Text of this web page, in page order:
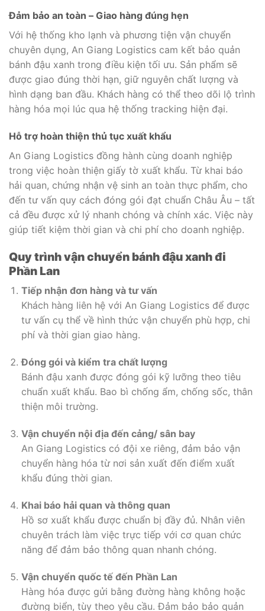
Đảm bảo an toàn – Giao hàng đúng hẹn
Với hệ thống kho lạnh và phương tiện vận chuyển
chuyên dụng, An Giang Logistics cam kết bảo quản
bánh đậu xanh trong điều kiện tối ưu. Sản phẩm sẽ
được giao đúng thời hạn, giữ nguyên chất lượng và
hình dạng ban đầu. Khách hàng có thể theo dõi lộ trình
hàng hóa mọi lúc qua hệ thống tracking hiện đại.
Hỗ trợ hoàn thiện thủ tục xuất khẩu
An Giang Logistics đồng hành cùng doanh nghiệp
trong việc hoàn thiện giấy tờ xuất khẩu. Từ khai báo
hải quan, chứng nhận vệ sinh an toàn thực phẩm, cho
đến tư vấn quy cách đóng gói đạt chuẩn Châu Âu – tất
cả đều được xử lý nhanh chóng và chính xác. Việc này
giúp tiết kiệm thời gian và chi phí cho doanh nghiệp.
Quy trình vận chuyển bánh đậu xanh đi
Phần Lan
Tiếp nhận đơn hàng và tư vấn
Khách hàng liên hệ với An Giang Logistics để được
tư vấn cụ thể về hình thức vận chuyển phù hợp, chi
phí và thời gian giao hàng.
Đóng gói và kiểm tra chất lượng
Bánh đậu xanh được đóng gói kỹ lưỡng theo tiêu
chuẩn xuất khẩu. Bao bì chống ẩm, chống sốc, thân
thiện môi trường.
Vận chuyển nội địa đến cảng/ sân bay
An Giang Logistics có đội xe riêng, đảm bảo vận
chuyển hàng hóa từ nơi sản xuất đến điểm xuất
khẩu đúng thời gian.
Khai báo hải quan và thông quan
Hồ sơ xuất khẩu được chuẩn bị đầy đủ. Nhân viên
chuyên trách làm việc trực tiếp với cơ quan chức
năng để đảm bảo thông quan nhanh chóng.
Vận chuyển quốc tế đến Phần Lan
Hàng hóa được gửi bằng đường hàng không hoặc
đường biển, tùy theo yêu cầu. Đảm bảo bảo quản